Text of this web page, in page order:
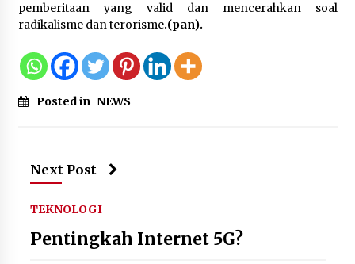
pemberitaan yang valid dan mencerahkan soal
radikalisme dan terorisme.(pan).
Posted in NEWS
Next Post
TEKNOLOGI
Pentingkah Internet 5G?